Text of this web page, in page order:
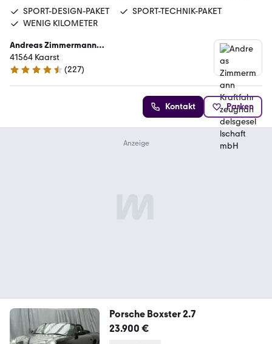
SPORT-DESIGN-PAKET
SPORT-TECHNIK-PAKET
WENIG KILOMETER
Andreas Zimmermann
Kraftfahrzeughandelsgesellschaft mbH
41564 Kaarst
4.4 Sterne
(227)
Kontakt Parken
Porsche Boxster 2.7
23.900 €